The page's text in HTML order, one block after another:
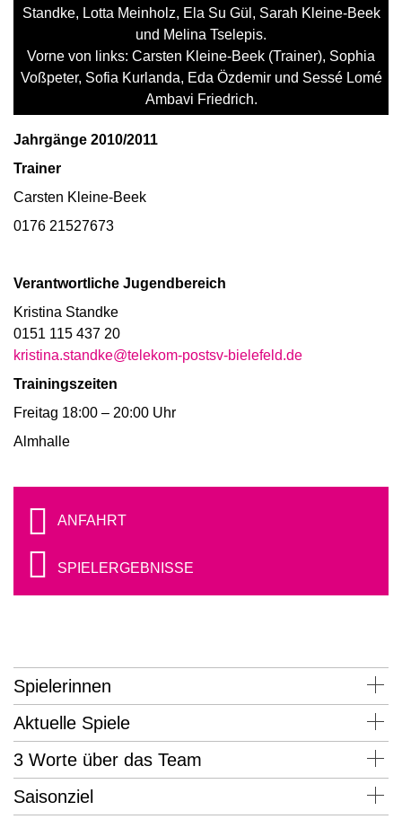
Standke, Lotta Meinholz, Ela Su Gül, Sarah Kleine-Beek
und Melina Tselepis.
Vorne von links: Carsten Kleine-Beek (Trainer), Sophia
Voßpeter, Sofia Kurlanda, Eda Özdemir und Sessé Lomé
Ambavi Friedrich.
Jahrgänge 2010/2011
Trainer
Carsten Kleine-Beek
0176 21527673
Verantwortliche Jugendbereich
Kristina Standke
0151 115 437 20
kristina.standke@telekom-postsv-bielefeld.de
Trainingszeiten
Freitag 18:00 – 20:00 Uhr
Almhalle
ANFAHRT
SPIELERGEBNISSE
Spielerinnen
Aktuelle Spiele
3 Worte über das Team
Saisonziel